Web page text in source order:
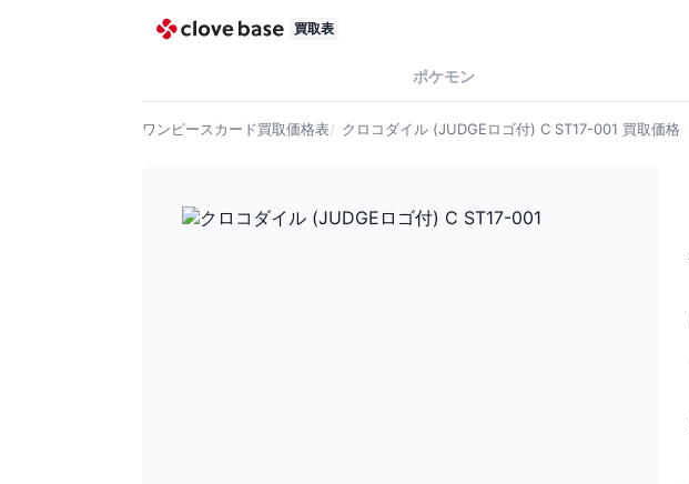
買取表
ポケモン
ワンピースカード買取価格表 クロコダイル (JUDGEロゴ付) C ST17-001 買取価格